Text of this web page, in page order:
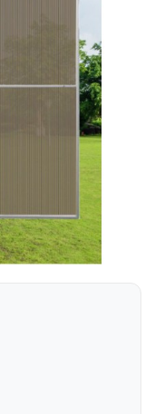
su dušo talpa 150L